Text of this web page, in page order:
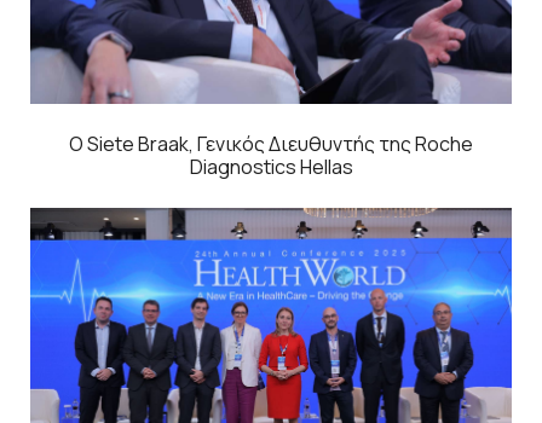
O Siete Braak, Γενικός Διευθυντής της Roche
Diagnostics Hellas